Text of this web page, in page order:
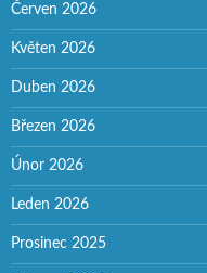
Červen 2026
Květen 2026
Duben 2026
Březen 2026
Únor 2026
Leden 2026
Prosinec 2025